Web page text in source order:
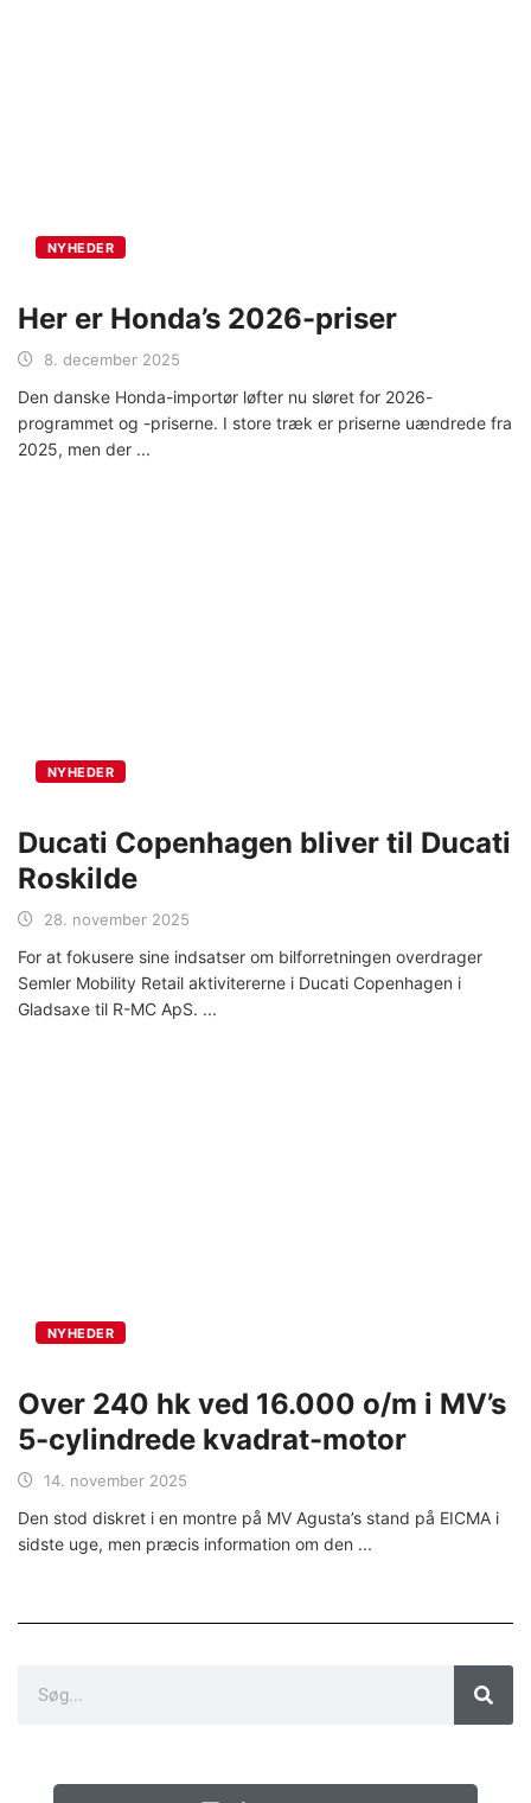
NYHEDER
Her er Honda’s 2026-priser
8. december 2025
Den danske Honda-importør løfter nu sløret for 2026-
programmet og -priserne. I store træk er priserne uændrede fra
2025, men der
NYHEDER
Ducati Copenhagen bliver til Ducati
Roskilde
28. november 2025
For at fokusere sine indsatser om bilforretningen overdrager
Semler Mobility Retail aktivitererne i Ducati Copenhagen i
Gladsaxe til R-MC ApS.
NYHEDER
Over 240 hk ved 16.000 o/m i MV’s
5-cylindrede kvadrat-motor
14. november 2025
Den stod diskret i en montre på MV Agusta’s stand på EICMA i
sidste uge, men præcis information om den